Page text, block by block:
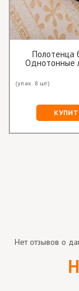
Полотенца
Однотонные
(упак. 8 шт)
Нет отзывов о